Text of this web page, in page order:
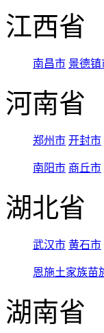
江西省
南昌市 景德镇
河南省
郑州市 开封市
南阳市 商丘市
湖北省
武汉市 黄石市
恩施土家族苗
湖南省